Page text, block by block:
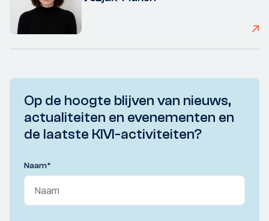
Op de hoogte blijven van nieuws,
actualiteiten en evenementen en
de laatste KIVI-activiteiten?
Naam*